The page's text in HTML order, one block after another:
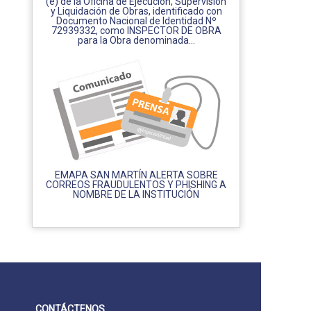
y Liquidación de Obras, identificado con
Documento Nacional de Identidad Nº
72939332, como INSPECTOR DE OBRA
para la Obra denominada...
EMAPA SAN MARTÍN ALERTA SOBRE
CORREOS FRAUDULENTOS Y PHISHING A
NOMBRE DE LA INSTITUCIÓN